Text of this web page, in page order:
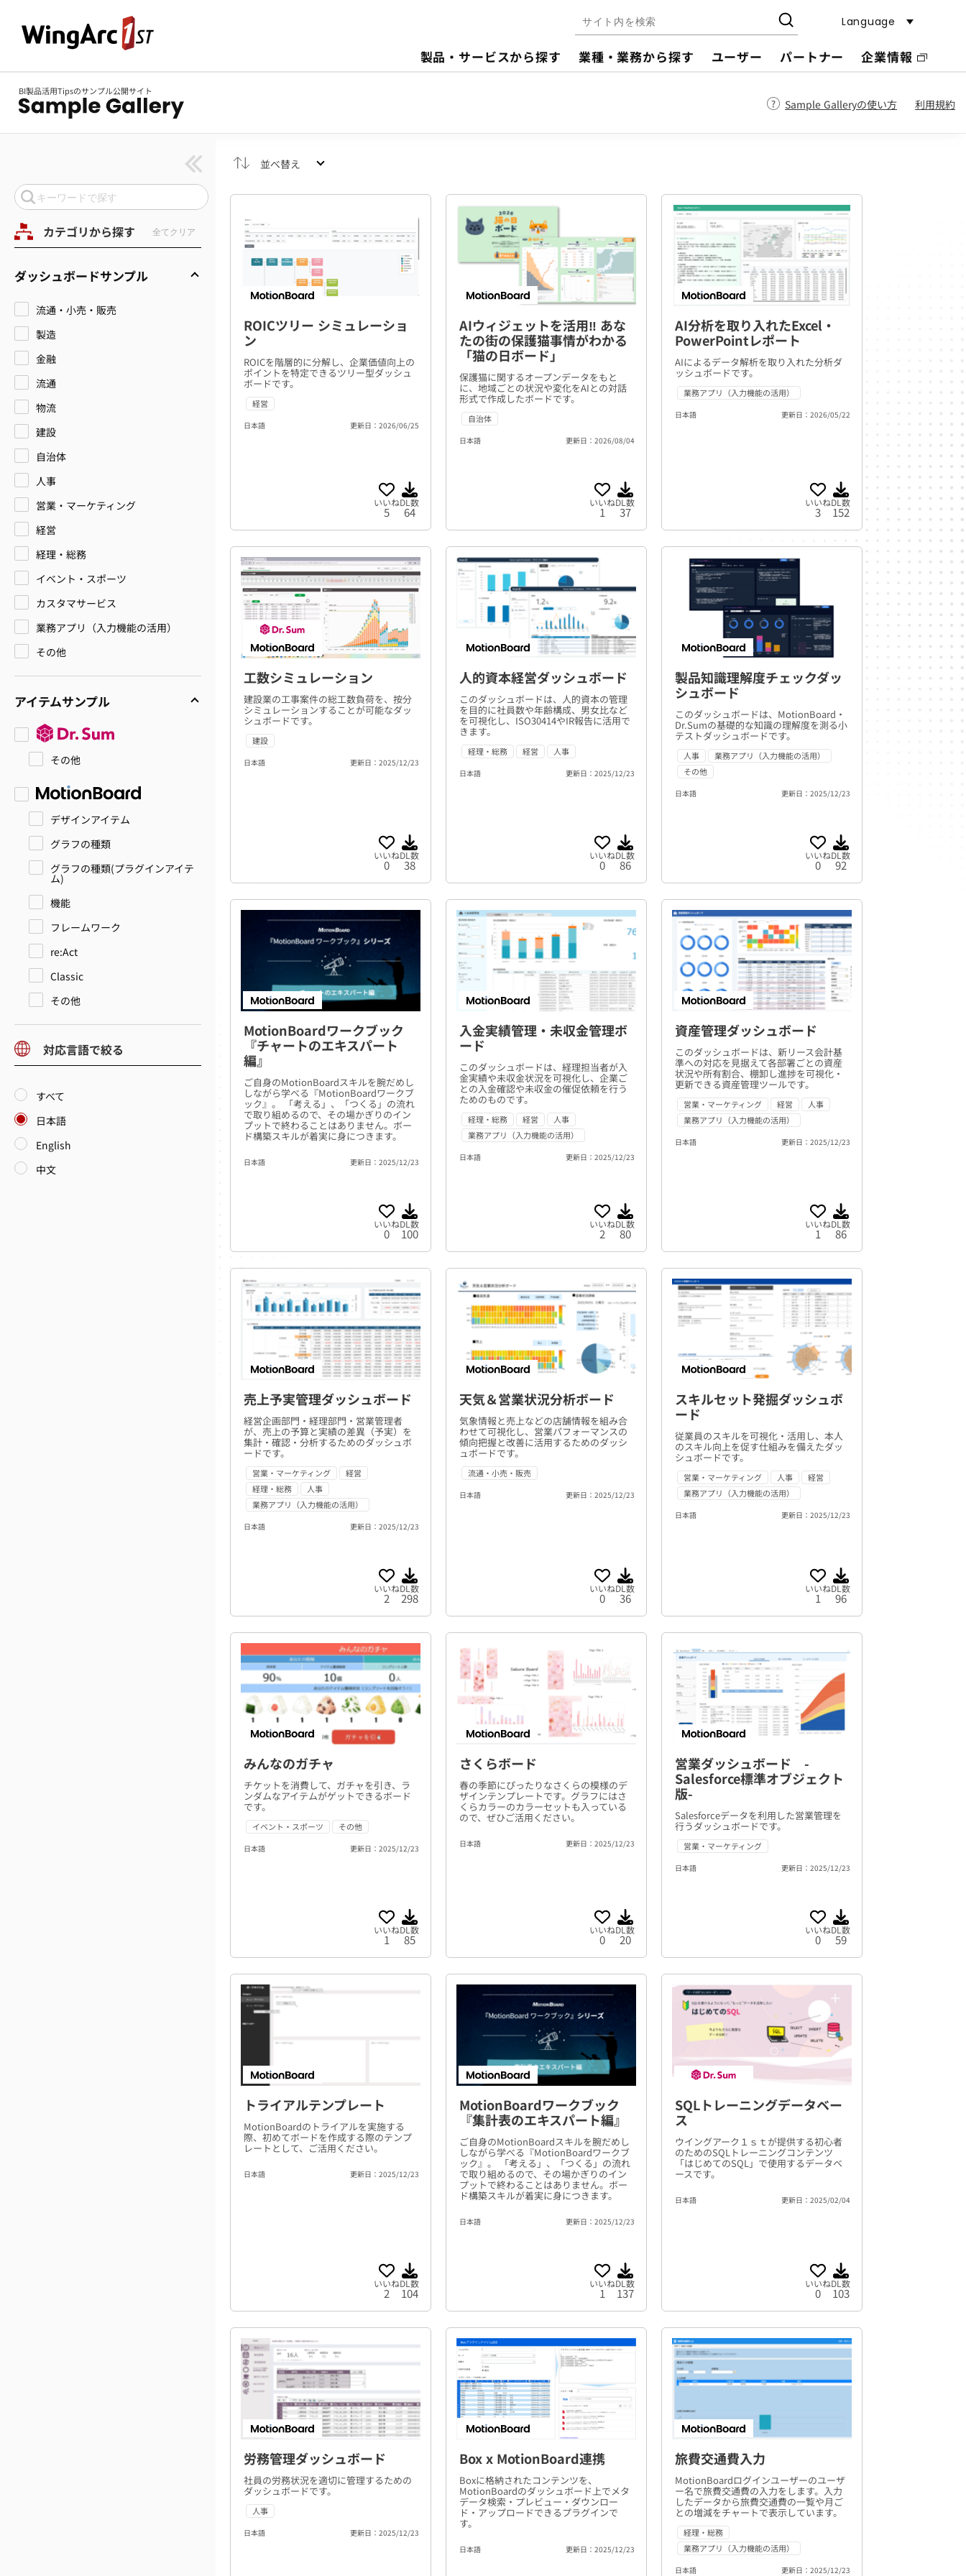
製品・サービスから探す 業種・業務から探す ユーザー パートナー 企業情報
Language
BI製品活用Tipsのサンプル公開サイト
Sample Galleryの使い方 利用規約
カテゴリから探す 全てクリア
ダッシュボードサンプル
流通・小売・販売
製造
金融
流通
物流
建設
自治体
人事
営業・マーケティング
経営
経理・総務
イベント・スポーツ
カスタマサービス
業務アプリ（入力機能の活用）
その他
アイテムサンプル
その他
デザインアイテム
グラフの種類
グラフの種類(プラグインアイテ
ム)
機能
フレームワーク
re:Act
Classic
その他
対応言語で絞る
すべて
日本語
English
中文
並べ替え
ROICツリー シミュレーショ
ン
ROICを階層的に分解し、企業価値向上の
ポイントを特定できるツリー型ダッシュ
ボードです。
経営
日本語 更新日：2026/06/25
いいね
5
DL数
64
AIウィジェットを活用‼ あな
たの街の保護猫事情がわかる
「猫の日ボード」
保護猫に関するオープンデータをもと
に、地域ごとの状況や変化をAIとの対話
形式で作成したボードです。
自治体
日本語 更新日：2026/08/04
いいね
1
DL数
37
AI分析を取り入れたExcel・
PowerPointレポート
AIによるデータ解析を取り入れた分析ダ
ッシュボードです。
業務アプリ（入力機能の活用）
日本語 更新日：2026/05/22
いいね
3
DL数
152
工数シミュレーション
建設業の工事案件の総工数負荷を、按分
シミュレーションすることが可能なダッ
シュボードです。
建設
日本語 更新日：2025/12/23
いいね
0
DL数
38
人的資本経営ダッシュボード
このダッシュボードは、人的資本の管理
を目的に社員数や年齢構成、男女比など
を可視化し、ISO30414やIR報告に活用で
きます。
経理・総務 経営 人事
日本語 更新日：2025/12/23
いいね
0
DL数
86
製品知識理解度チェックダッ
シュボード
このダッシュボードは、MotionBoard・
Dr.Sumの基礎的な知識の理解度を測る小
テストダッシュボードです。
人事
業務アプリ（入力機能の活用）
その他
日本語 更新日：2025/12/23
いいね
0
DL数
92
MotionBoardワークブック
『チャートのエキスパート
編』
ご自身のMotionBoardスキルを腕だめし
しながら学べる『MotionBoardワークブ
ック』。 「考える」、「つくる」の流れ
で取り組めるので、その場かぎりのイン
プットで終わることはありません。ボー
ド構築スキルが着実に身につきます。
日本語 更新日：2025/12/23
いいね
0
DL数
100
入金実績管理・未収金管理ボ
ード
このダッシュボードは、経理担当者が入
金実績や未収金状況を可視化し、企業ご
との入金確認や未収金の催促依頼を行う
ためのものです。
経理・総務 経営
人事
業務アプリ（入力機能の活用）
日本語 更新日：2025/12/23
いいね
2
DL数
80
資産管理ダッシュボード
このダッシュボードは、新リース会計基
準への対応を見据えて各部署ごとの資産
状況や所有割合、棚卸し進捗を可視化・
更新できる資産管理ツールです。
営業・マーケティング 経営
人事
業務アプリ（入力機能の活用）
日本語 更新日：2025/12/23
いいね
1
DL数
86
売上予実管理ダッシュボード
経営企画部門・経理部門・営業管理者
が、売上の予算と実績の差異（予実）を
集計・確認・分析するためのダッシュボ
ードです。
営業・マーケティング
経営
経理・総務
人事
業務アプリ（入力機能の活用）
日本語 更新日：2025/12/23
いいね
2
DL数
298
天気＆営業状況分析ボード
気象情報と売上などの店舗情報を組み合
わせて可視化し、営業パフォーマンスの
傾向把握と改善に活用するためのダッシ
ュボードです。
流通・小売・販売
日本語 更新日：2025/12/23
いいね
0
DL数
36
スキルセット発掘ダッシュボ
ード
従業員のスキルを可視化・活用し、本人
のスキル向上を促す仕組みを備えたダッ
シュボードです。
営業・マーケティング 人事
経営
業務アプリ（入力機能の活用）
日本語 更新日：2025/12/23
いいね
1
DL数
96
みんなのガチャ
チケットを消費して、ガチャを引き、ラ
ンダムなアイテムがゲットできるボード
です。
イベント・スポーツ その他
日本語 更新日：2025/12/23
いいね
1
DL数
85
さくらボード
春の季節にぴったりなさくらの模様のデ
ザインテンプレートです。グラフにはさ
くらカラーのカラーセットも入っている
ので、ぜひご活用ください。
日本語 更新日：2025/12/23
いいね
0
DL数
20
営業ダッシュボード -
Salesforce標準オブジェクト
版-
Salesforceデータを利用した営業管理を
行うダッシュボードです。
営業・マーケティング
日本語 更新日：2025/12/23
いいね
0
DL数
59
トライアルテンプレート
MotionBoardのトライアルを実施する
際、初めてボードを作成する際のテンプ
レートとして、ご活用ください。
日本語 更新日：2025/12/23
いいね
2
DL数
104
MotionBoardワークブック
『集計表のエキスパート編』
ご自身のMotionBoardスキルを腕だめし
しながら学べる『MotionBoardワークブ
ック』。 「考える」、「つくる」の流れ
で取り組めるので、その場かぎりのイン
プットで終わることはありません。ボー
ド構築スキルが着実に身につきます。
日本語 更新日：2025/12/23
いいね
1
DL数
137
SQLトレーニングデータベー
ス
ウイングアーク１ｓｔが提供する初心者
のためのSQLトレーニングコンテンツ
「はじめてのSQL」で使用するデータベ
ースです。
日本語 更新日：2025/02/04
いいね
0
DL数
103
労務管理ダッシュボード
社員の労務状況を適切に管理するための
ダッシュボードです。
人事
日本語 更新日：2025/12/23
Box x MotionBoard連携
Boxに格納されたコンテンツを、
MotionBoardのダッシュボード上でメタ
データ検索・プレビュー・ダウンロー
ド・アップロードできるプラグインで
す。
日本語 更新日：2025/12/23
旅費交通費入力
MotionBoardログインユーザーのユーザ
ー名で旅費交通費の入力をします。入力
したデータから旅費交通費の一覧や月ご
との増減をチャートで表示しています。
経理・総務
業務アプリ（入力機能の活用）
日本語 更新日：2025/12/23